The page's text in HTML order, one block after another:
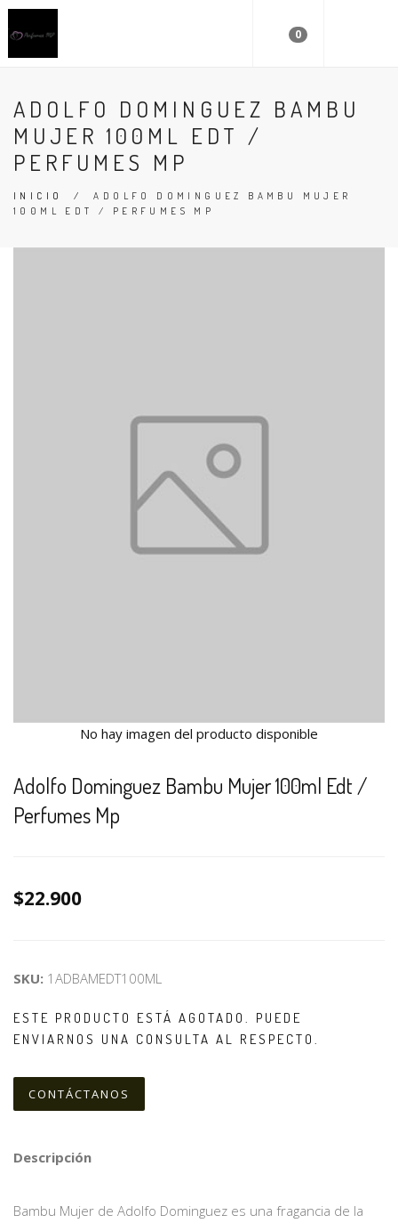
0
ADOLFO DOMINGUEZ BAMBU
MUJER 100ML EDT /
PERFUMES MP
INICIO /ADOLFO DOMINGUEZ BAMBU MUJER
100ML EDT / PERFUMES MP
No hay imagen del producto disponible
Adolfo Dominguez Bambu Mujer 100ml Edt /
Perfumes Mp
$22.900
SKU: 1ADBAMEDT100ML
ESTE PRODUCTO ESTÁ AGOTADO. PUEDE
ENVIARNOS UNA CONSULTA AL RESPECTO.
CONTÁCTANOS
Descripción
Bambu Mujer de Adolfo Dominguez es una fragancia de la